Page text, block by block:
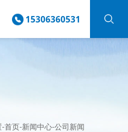
15306360531
-首页-新闻中心-公司新闻